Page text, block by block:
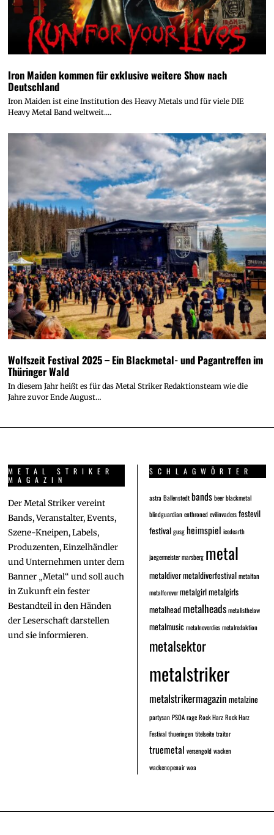
Iron Maiden kommen für exklusive weitere Show nach
Deutschland
Iron Maiden ist eine Institution des Heavy Metals und für viele DIE
Heavy Metal Band weltweit.…
Wolfszeit Festival 2025 – Ein Blackmetal- und Pagantreffen im
Thüringer Wald
In diesem Jahr heißt es für das Metal Striker Redaktionsteam wie die
Jahre zuvor Ende August…
METAL STRIKER
MAGAZIN
Der Metal Striker vereint
Bands, Veranstalter, Events,
Szene-Kneipen, Labels,
Produzenten, Einzelhändler
und Unternehmen unter dem
Banner „Metal“ und soll auch
in Zukunft ein fester
Bestandteil in den Händen
der Leserschaft darstellen
und sie informieren.
SCHLAGWÖRTER
astra Ballenstedtbandsbeerblackmetal
blindguardianenthronedevilinvadersfestevil
festivalgusgheimspiel icedearth
jaegermeistermarsberg metal
metaldivermetaldiverfestivalmetalfan
metalforevermetalgirlmetalgirls
metalhead metalheadsmetalisthelaw
metalmusic metalneverdiesmetalredaktion
metalsektor
metalstriker
metalstrikermagazin metalzine
partysanPSOArageRock HarzRock Harz
Festivalthueringentitelseitetraitor
truemetal versengoldwacken
wackenopenairwoa